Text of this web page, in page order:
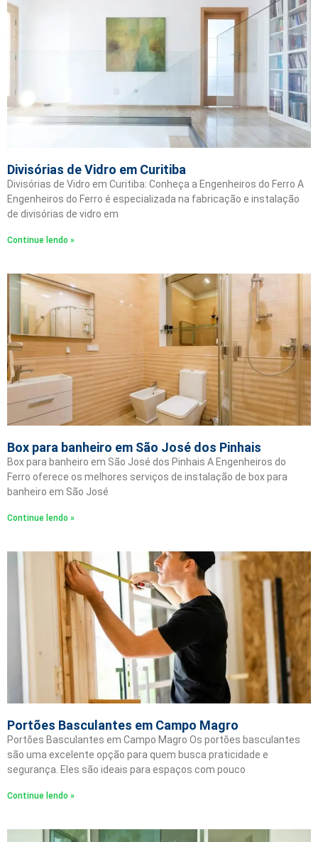
Divisórias de Vidro em Curitiba
Divisórias de Vidro em Curitiba: Conheça a Engenheiros do Ferro A
Engenheiros do Ferro é especializada na fabricação e instalação
de divisórias de vidro em
Continue lendo »
Box para banheiro em São José dos Pinhais
Box para banheiro em São José dos Pinhais A Engenheiros do
Ferro oferece os melhores serviços de instalação de box para
banheiro em São José
Continue lendo »
Portões Basculantes em Campo Magro
Portões Basculantes em Campo Magro Os portões basculantes
são uma excelente opção para quem busca praticidade e
segurança. Eles são ideais para espaços com pouco
Continue lendo »